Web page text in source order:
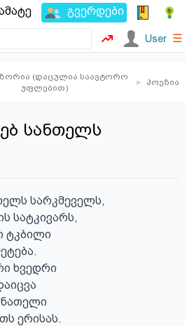
გვერდები
User ☰
(დაცულია საავტორო
უფლებით)
▸ პოეზია
სანთელს
სარკმეველს,
სატკივარს,
ტკბილი
ხვედრი
ერისას.